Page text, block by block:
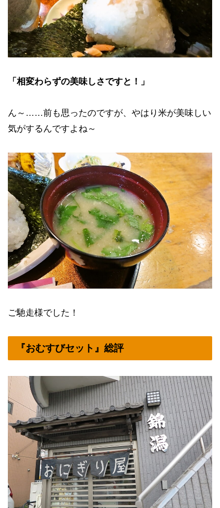
「相変わらずの美味しさですと！」
ん～……前も思ったのですが、やはり米が美味しい
気がするんですよね～
ご馳走様でした！
『おむすびセット』総評